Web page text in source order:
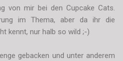
von mir bei den Cupcake Cats.
im Thema, aber da ihr die
kennt, nur halb so wild ;-)
gebacken und unter anderem